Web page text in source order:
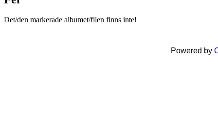
Det/den markerade albumet/filen finns inte!
Powered by